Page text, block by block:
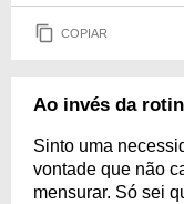
COPIAR
Ao invés da
Sinto uma
vontade que não
mensurar. Só sei